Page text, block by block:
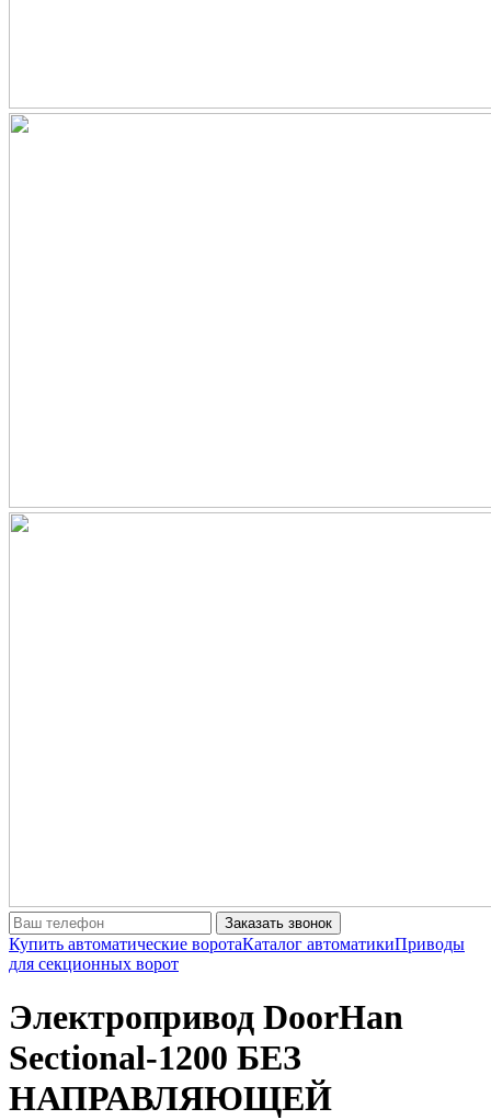
Заказать звонок
Купить автоматические воротаКаталог автоматикиПриводы
для секционных ворот
Электропривод DoorHan
Sectional-1200 БЕЗ
НАПРАВЛЯЮЩЕЙ